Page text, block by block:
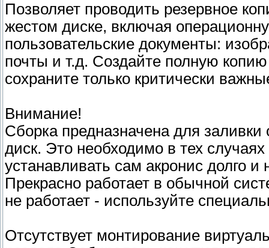
Позволяет проводить резервное
жестом диске, включая
пользовательские документы:
почты и т.д. Создайте полную
сохраните только критически
Внимание!
Сборка предназначена для
диск. Это необходимо в тех
устанавливать сам акронис долго и
Прекрасно работает в обычной
не работает - используйте
Отсутствует монтирование